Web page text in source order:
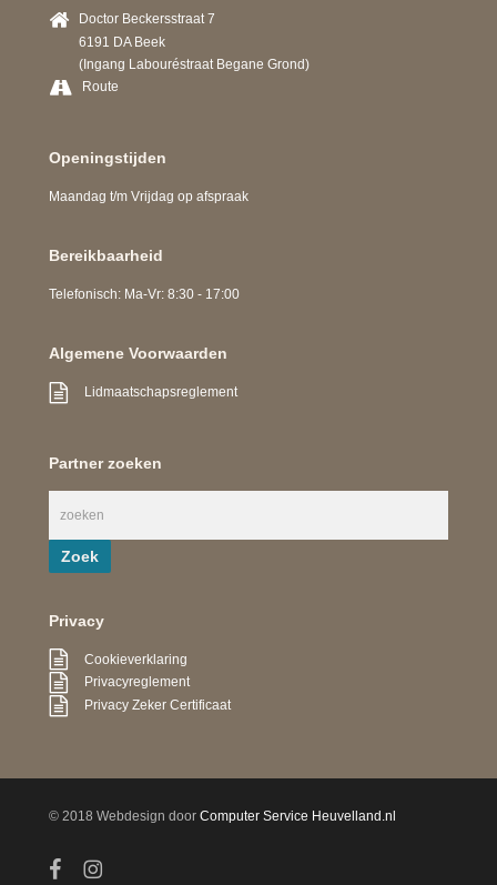
Doctor Beckersstraat 7
6191 DA Beek
(Ingang Labouréstraat Begane Grond)
Route
Openingstijden
Maandag t/m Vrijdag op afspraak
Bereikbaarheid
Telefonisch: Ma-Vr: 8:30 - 17:00
Algemene Voorwaarden
Lidmaatschapsreglement
Partner zoeken
Privacy
Cookieverklaring
Privacyreglement
Privacy Zeker Certificaat
© 2018 Webdesign doorComputer Service Heuvelland.nl
facebookinstagram